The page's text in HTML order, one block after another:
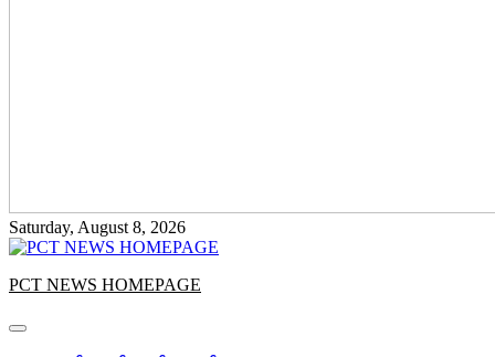
Saturday, August 8, 2026
PCT NEWS HOMEPAGE